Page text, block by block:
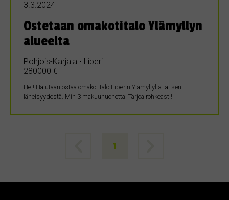
3.3.2024
Ostetaan omakotitalo Ylämyllyn
alueelta
Pohjois-Karjala • Liperi
280000 €
Hei! Halutaan ostaa omakotitalo Liperin Ylämyllyltä tai sen
läheisyydestä. Min 3 makuuhuonetta. Tarjoa rohkeasti!
1